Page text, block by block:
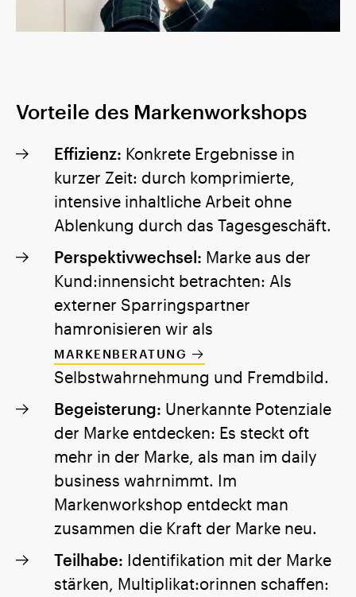
Vorteile des Markenworkshops
Effizienz: Konkrete Ergebnisse in
kurzer Zeit: durch komprimierte,
intensive inhaltliche Arbeit ohne
Ablenkung durch das Tagesgeschäft.
Perspektivwechsel: Marke aus der
Kund:innensicht betrachten: Als
externer Sparringspartner
hamronisieren wir als
MARKENBERATUNG
Selbstwahrnehmung und Fremdbild.
Begeisterung: Unerkannte Potenziale
der Marke entdecken: Es steckt oft
mehr in der Marke, als man im daily
business wahrnimmt. Im
Markenworkshop entdeckt man
zusammen die Kraft der Marke neu.
Teilhabe: Identifikation mit der Marke
stärken, Multiplikat:orinnen schaffen: